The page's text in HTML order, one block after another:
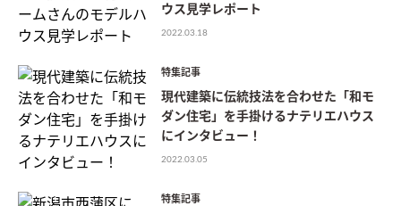
ウス見学レポート
2022.03.18
特集記事
現代建築に伝統技法を合わせた「和モ
ダン住宅」を手掛けるナテリエハウス
にインタビュー！
2022.03.05
特集記事